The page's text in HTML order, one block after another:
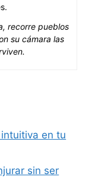
recorre pueblos
su cámara las
en tu
sin ser